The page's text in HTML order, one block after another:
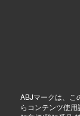
ABJマークは、こ
らコンテンツ使